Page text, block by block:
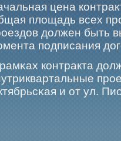
цена
площадь всех
должен быть
подписания
контракта
и от ул.